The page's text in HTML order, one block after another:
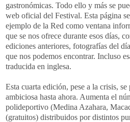
gastronómicas. Todo ello y más se
web oficial del Festival. Esta página
ejemplo de la Red como ventana
que se nos ofrece durante esos días,
ediciones anteriores, fotografías del
que nos podemos encontrar. Incluso
traducida en inglesa.
Esta cuarta edición, pese a la crisis, se
ambiciosa hasta ahora. Aumenta el
polideportivo (Medina Azahara,
(gratuitos) distribuidos por distintos